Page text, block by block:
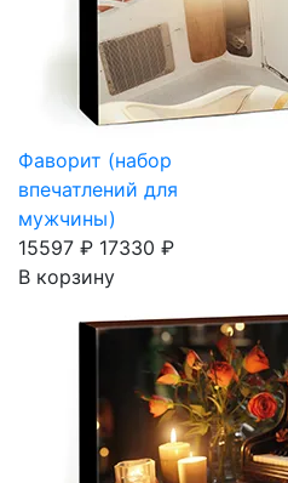
Фаворит (набор
впечатлений для
мужчины)
15597 ₽ 17330 ₽
В корзину